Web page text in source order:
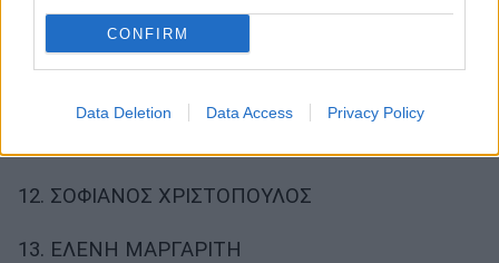
CONFIRM
Data Deletion Data Access Privacy Policy
9. ΓΙΑΝΝΗΣ ΤΖΙΜΠΙΜΠΑΚΗΣ
12. ΣΟΦΙΑΝΟΣ ΧΡΙΣΤΟΠΟΥΛΟΣ
13. ΕΛΕΝΗ ΜΑΡΓΑΡΙΤΗ